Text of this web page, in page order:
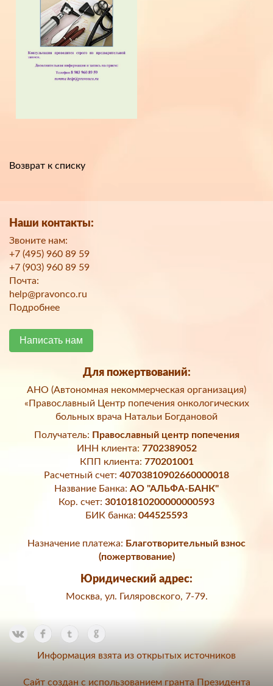
Возврат к списку
Наши контакты:
Звоните нам:
+7 (495) 960 89 59
+7 (903) 960 89 59
Почта:
help@pravonco.ru
Подробнее
Написать нам
Для пожертвований:
АНО (Автономная некоммерческая организация)
«Православный Центр попечения онкологических
больных врача Натальи Богдановой
Получатель: Православный центр попечения
ИНН клиента: 7702389052
КПП клиента: 770201001
Расчетный счет: 40703810902660000018
Название Банка: АО "АЛЬФА-БАНК"
Кор. счет: 30101810200000000593
БИК банка: 044525593
Назначение платежа: Благотворительный взнос
(пожертвование)
Юридический адрес:
Москва, ул. Гиляровского, 7-79.
Информация взята из открытых источников
Сайт создан с использованием гранта Президента